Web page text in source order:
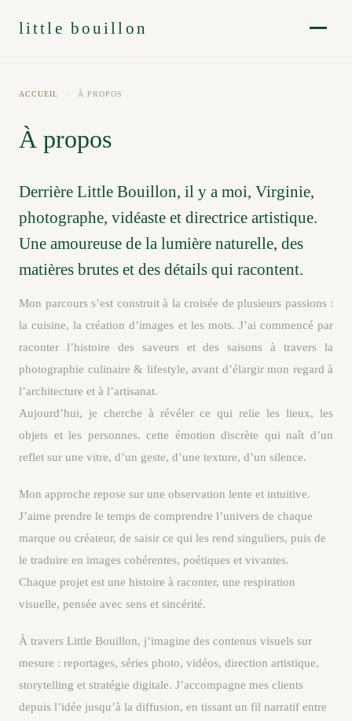
little bouillon
ACCUEIL / À PROPOS
À propos
Derrière Little Bouillon, il y a moi, Virginie,
photographe, vidéaste et directrice artistique.
Une amoureuse de la lumière naturelle, des
matières brutes et des détails qui racontent.
Mon parcours s’est construit à la croisée de plusieurs passions :
la cuisine, la création d’images et les mots. J’ai commencé par
raconter l’histoire des saveurs et des saisons à travers la
photographie culinaire & lifestyle, avant d’élargir mon regard à
l’architecture et à l’artisanat.
Aujourd’hui, je cherche à révéler ce qui relie les lieux, les
objets et les personnes. cette émotion discrète qui naît d’un
reflet sur une vitre, d’un geste, d’une texture, d’un silence.
Mon approche repose sur une observation lente et intuitive.
J’aime prendre le temps de comprendre l’univers de chaque
marque ou créateur, de saisir ce qui les rend singuliers, puis de
le traduire en images cohérentes, poétiques et vivantes.
Chaque projet est une histoire à raconter, une respiration
visuelle, pensée avec sens et sincérité.
À travers Little Bouillon, j’imagine des contenus visuels sur
mesure : reportages, séries photo, vidéos, direction artistique,
storytelling et stratégie digitale. J’accompagne mes clients
depuis l’idée jusqu’à la diffusion, en tissant un fil narratif entre